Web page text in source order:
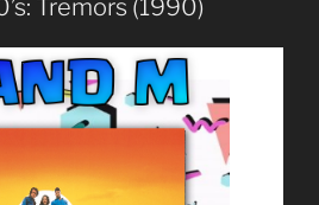
Tremors (1990)